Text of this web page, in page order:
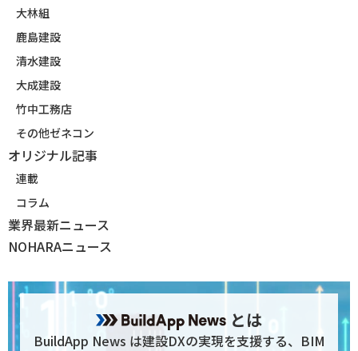
大林組
鹿島建設
清水建設
大成建設
竹中工務店
その他ゼネコン
オリジナル記事
連載
コラム
業界最新ニュース
NOHARAニュース
とは
BuildApp News は建設DXの実現を支援する、BIM